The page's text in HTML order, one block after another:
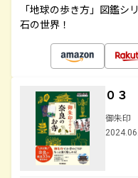
「地球の歩き方」図鑑シ
石の世界！
０３
御朱印